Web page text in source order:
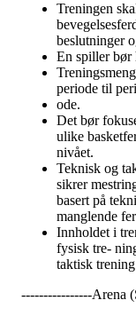
Treningen
beslutninger
En spiller bør
periode til
ode.
Det bør
ulike
nivået.
Teknisk og
sikrer
basert på
manglende
Innholdet i
fysisk tre-
taktisk
----------------Arena